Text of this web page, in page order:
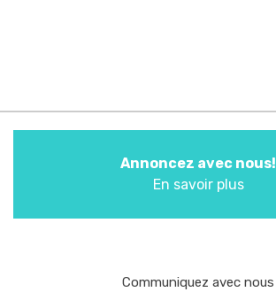
Annoncez avec nous!
En savoir plus
Communiquez avec nous